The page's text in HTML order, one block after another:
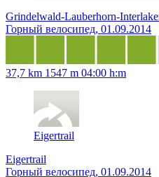
Grindelwald-Lauberhorn-
Горный велосипед, 01.09.2014
37,7 km 1547 m 04:00 h:m
Eigertrail
Eigertrail
Горный велосипед, 01.09.2014